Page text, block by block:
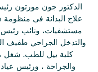
الدكتور جون مورتون
مستشفيات، ونائب رئيس
والتدخل الجراحي طفيف
كلية ييل للطب. شغل
والجراحة ، ورئيس